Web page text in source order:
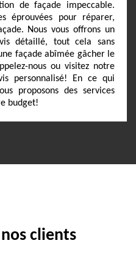
de façade impeccable.
éprouvées pour réparer,
Nous vous offrons un
détaillé, tout cela sans
façade abîmée gâcher le
nous ou visitez notre
personnalisé! En ce qui
proposons des services
budget!
clients